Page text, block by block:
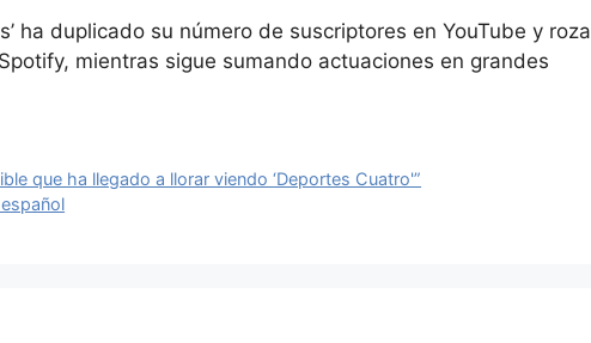
ha duplicado su número de suscriptores en YouTube y roza
mientras sigue sumando actuaciones en grandes
que ha llegado a llorar viendo ‘Deportes Cuatro'”